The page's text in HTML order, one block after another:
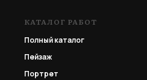
КАТАЛОГ РАБОТ
Полный каталог
Пейзаж
Портрет